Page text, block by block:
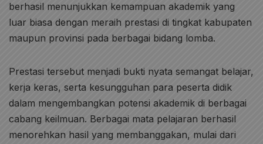
berhasil menunjukkan kemampuan akademik yang
luar biasa dengan meraih prestasi di tingkat kabupaten
maupun provinsi pada berbagai bidang lomba.
Prestasi tersebut menjadi bukti nyata semangat belajar,
kerja keras, serta kesungguhan para peserta didik
dalam mengembangkan potensi akademik di berbagai
cabang keilmuan. Berbagai mata pelajaran berhasil
menorehkan hasil yang membanggakan, mulai dari